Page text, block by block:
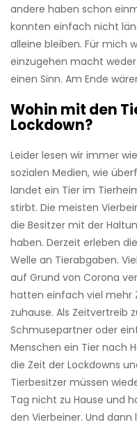
andere haben schon
konnten einfach nicht
alleine bleiben. Für mich
einzugehen macht
einen Sinn. Am Ende
Wohin mit den
Lockdown?
Leider lesen wir immer
sozialen Medien, wie
landet ein Tier im
stirbt. Die meisten
die Besitzer mit der
haben. Derzeit erleben
Welle an Tierabgaben.
auf Grund von Corona
hatten einfach viel mehr
zuhause. Als Zeitvertreib
Schmusepartner oder
Menschen ein Tier nach
die Zeit der Lockdowns
Tierbesitzer müssen
Tag nicht zu Hause und
den Vierbeiner. Und